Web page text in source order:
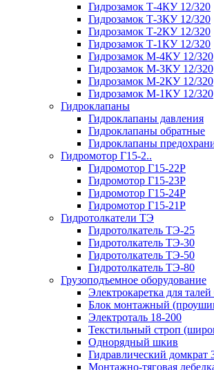
Гидрозамок Т-4КУ 12/320
Гидрозамок Т-3КУ 12/320
Гидрозамок Т-2КУ 12/320
Гидрозамок Т-1КУ 12/320
Гидрозамок М-4КУ 12/320
Гидрозамок М-3КУ 12/320
Гидрозамок М-2КУ 12/320
Гидрозамок М-1КУ 12/320
Гидроклапаны
Гидроклапаны давления
Гидроклапаны обратные
Гидроклапаны
Гидромотор Г15-2..
Гидромотор Г15-22Р
Гидромотор Г15-23Р
Гидромотор Г15-24Р
Гидромотор Г15-21Р
Гидротолкатели ТЭ
Гидротолкатель ТЭ-25
Гидротолкатель ТЭ-30
Гидротолкатель ТЭ-50
Гидротолкатель ТЭ-80
Грузоподъемное оборудование
Электрокаретка для талей
Блок монтажный
Электроталь 18-200
Текстильный строп
Однорядный шкив
Гидравлический домкрат
Монтажно-тяговая